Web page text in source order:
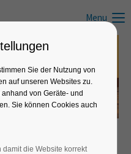
Menu
Sie der Nutzung von
auf unseren Websites zu.
von Geräte- und
Sie können Cookies auch
die Website korrekt